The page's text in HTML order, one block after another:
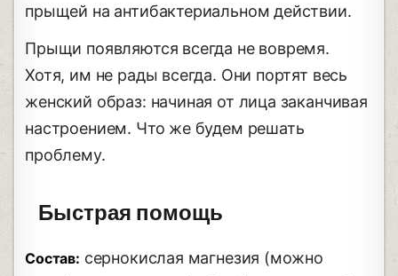
прыщей на антибактериальном действии.
Прыщи появляются всегда не вовремя.
Хотя, им не рады всегда. Они портят весь
женский образ: начиная от лица заканчивая
настроением. Что же будем решать
проблему.
Быстрая помощь
Состав: сернокислая магнезия (можно